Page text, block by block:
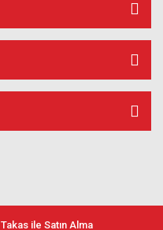
Takas ile Satın Alma